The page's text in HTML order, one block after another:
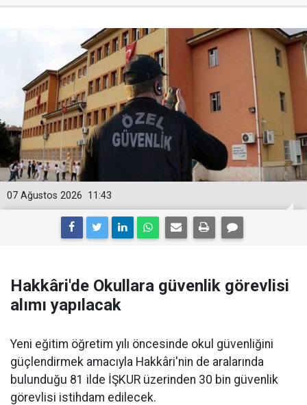
11:43
07 Ağustos 2026
Hakkâri'de Okullara güvenlik görevlisi
alımı yapılacak
Yeni eğitim öğretim yılı öncesinde okul güvenliğini
güçlendirmek amacıyla Hakkâri'nin de aralarında
bulunduğu 81 ilde İŞKUR üzerinden 30 bin güvenlik
görevlisi istihdam edilecek.